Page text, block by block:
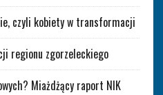
czyli kobiety w transformacji
regionu zgorzeleckiego
Miażdżący raport NIK